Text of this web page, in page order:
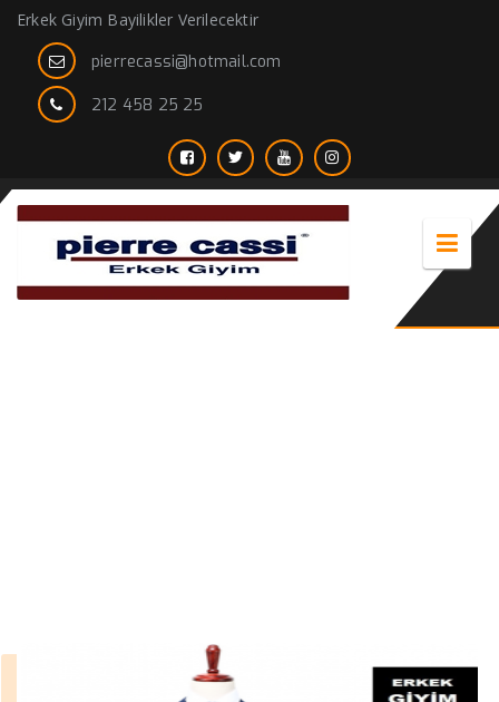
Erkek Giyim Bayilikler Verilecektir
pierrecassi@hotmail.com
212 458 25 25